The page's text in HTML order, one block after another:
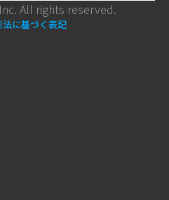
All rights reserved.
に基づく表記